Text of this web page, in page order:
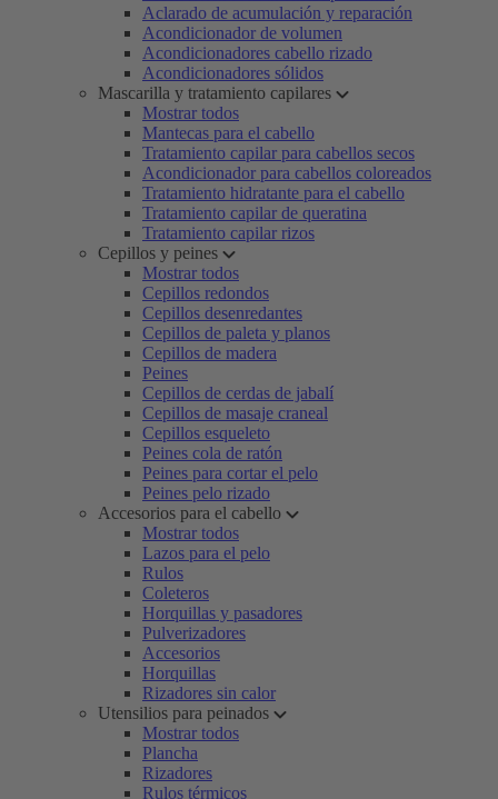
Aclarado de acumulación y reparación
Acondicionador de volumen
Acondicionadores cabello rizado
Acondicionadores sólidos
Mascarilla y tratamiento capilares
Mostrar todos
Mantecas para el cabello
Tratamiento capilar para cabellos secos
Acondicionador para cabellos coloreados
Tratamiento hidratante para el cabello
Tratamiento capilar de queratina
Tratamiento capilar rizos
Cepillos y peines
Mostrar todos
Cepillos redondos
Cepillos desenredantes
Cepillos de paleta y planos
Cepillos de madera
Peines
Cepillos de cerdas de jabalí
Cepillos de masaje craneal
Cepillos esqueleto
Peines cola de ratón
Peines para cortar el pelo
Peines pelo rizado
Accesorios para el cabello
Mostrar todos
Lazos para el pelo
Rulos
Coleteros
Horquillas y pasadores
Pulverizadores
Accesorios
Horquillas
Rizadores sin calor
Utensilios para peinados
Mostrar todos
Plancha
Rizadores
Rulos térmicos